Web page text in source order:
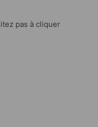
pas à cliquer